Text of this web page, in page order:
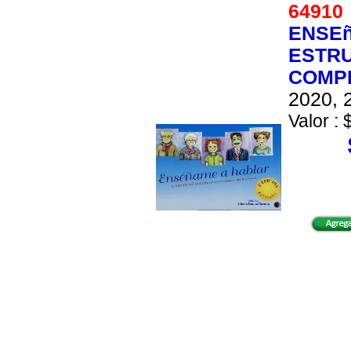
2020,
Valor :